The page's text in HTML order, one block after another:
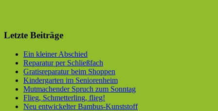
Letzte Beiträge
Ein kleiner Abschied
Reparatur per Schließfach
Gratisreparatur beim Shoppen
Kindergarten im Seniorenheim
Mutmachender Spruch zum Sonntag
Flieg, Schmetterling, flieg!
Neu entwickelter Bambus-Kunststoff